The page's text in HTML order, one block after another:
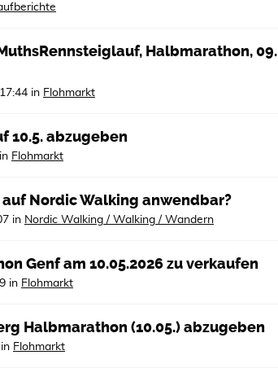
Halbmarathon, 09.
in Flohmarkt
10.5. abzugeben
in Flohmarkt
Nordic Walking anwendbar?
in Nordic Walking / Walking / Wandern
Genf am 10.05.2026 zu verkaufen
in Flohmarkt
Halbmarathon (10.05.) abzugeben
in Flohmarkt